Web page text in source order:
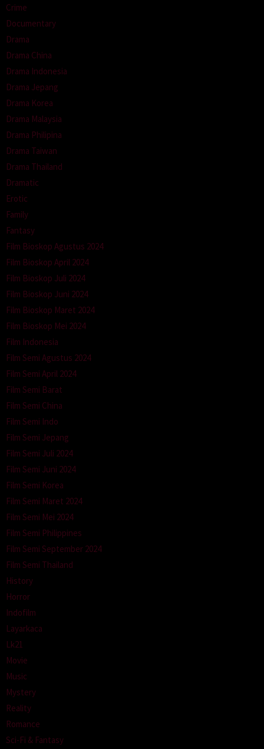
Crime
Documentary
Drama
Drama China
Drama Indonesia
Drama Jepang
Drama Korea
Drama Malaysia
Drama Philipina
Drama Taiwan
Drama Thailand
Dramatic
Erotic
Family
Fantasy
Film Bioskop Agustus 2024
Film Bioskop April 2024
Film Bioskop Juli 2024
Film Bioskop Juni 2024
Film Bioskop Maret 2024
Film Bioskop Mei 2024
Film Indonesia
Film Semi Agustus 2024
Film Semi April 2024
Film Semi Barat
Film Semi China
Film Semi Indo
Film Semi Jepang
Film Semi Juli 2024
Film Semi Juni 2024
Film Semi Korea
Film Semi Maret 2024
Film Semi Mei 2024
Film Semi Philippines
Film Semi September 2024
Film Semi Thailand
History
Horror
Indofilm
Layarkaca
Lk21
Movie
Music
Mystery
Reality
Romance
Sci-Fi & Fantasy